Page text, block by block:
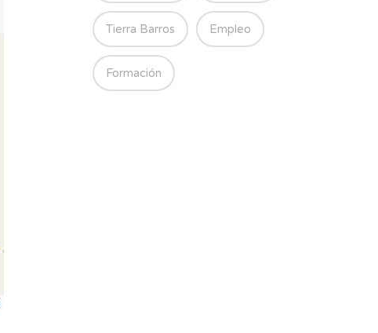
Tierra Barros Empleo
Formación